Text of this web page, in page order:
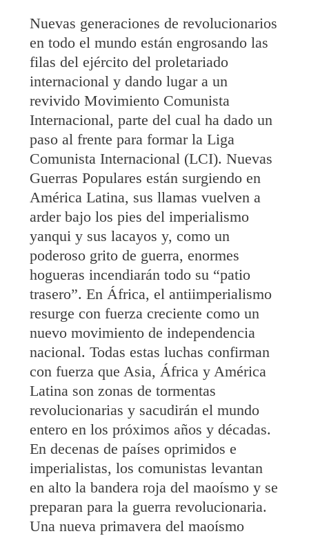
Nuevas generaciones de revolucionarios
en todo el mundo están engrosando las
filas del ejército del proletariado
internacional y dando lugar a un
revivido Movimiento Comunista
Internacional, parte del cual ha dado un
paso al frente para formar la Liga
Comunista Internacional (LCI). Nuevas
Guerras Populares están surgiendo en
América Latina, sus llamas vuelven a
arder bajo los pies del imperialismo
yanqui y sus lacayos y, como un
poderoso grito de guerra, enormes
hogueras incendiarán todo su “patio
trasero”. En África, el antiimperialismo
resurge con fuerza creciente como un
nuevo movimiento de independencia
nacional. Todas estas luchas confirman
con fuerza que Asia, África y América
Latina son zonas de tormentas
revolucionarias y sacudirán el mundo
entero en los próximos años y décadas.
En decenas de países oprimidos e
imperialistas, los comunistas levantan
en alto la bandera roja del maoísmo y se
preparan para la guerra revolucionaria.
Una nueva primavera del maoísmo